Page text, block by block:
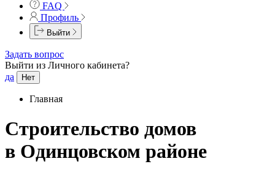
FAQ
Профиль
Выйти
Задать вопрос
Выйти из Личного кабинета?
да
Нет
Главная
Строительство домов
в Одинцовском районе